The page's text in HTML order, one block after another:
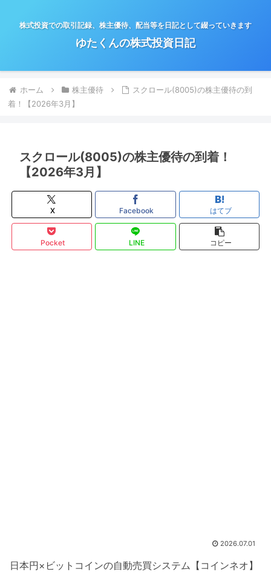
株式投資での取引記録、株主優待、配当等を日記として綴っていきます
ゆたくんの株式投資日記
ホーム 株主優待
スクロール(8005)の株主優待の到
着！【2026年3月】
スクロール(8005)の株主優待の到着！
【2026年3月】
X Facebook はてブ
Pocket LINE コピー
2026.07.01
日本円×ビットコインの自動売買システム【コインネオ】